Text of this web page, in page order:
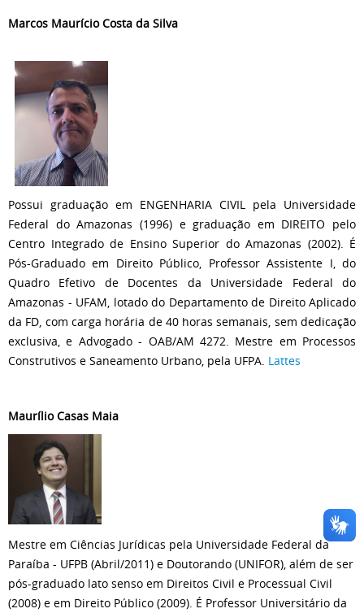
Marcos Maurício Costa da Silva
Possui graduação em ENGENHARIA CIVIL pela Universidade
Federal do Amazonas (1996) e graduação em DIREITO pelo
Centro Integrado de Ensino Superior do Amazonas (2002). É
Pós-Graduado em Direito Público, Professor Assistente I, do
Quadro Efetivo de Docentes da Universidade Federal do
Amazonas - UFAM, lotado do Departamento de Direito Aplicado
da FD, com carga horária de 40 horas semanais, sem dedicação
exclusiva, e Advogado - OAB/AM 4272. Mestre em Processos
Construtivos e Saneamento Urbano, pela UFPA. Lattes
Maurílio Casas Maia
Mestre em Ciências Jurídicas pela Universidade Federal da
Paraíba - UFPB (Abril/2011) e Doutorando (UNIFOR), além de ser
pós-graduado lato senso em Direitos Civil e Processual Civil
(2008) e em Direito Público (2009). É Professor Universitário da